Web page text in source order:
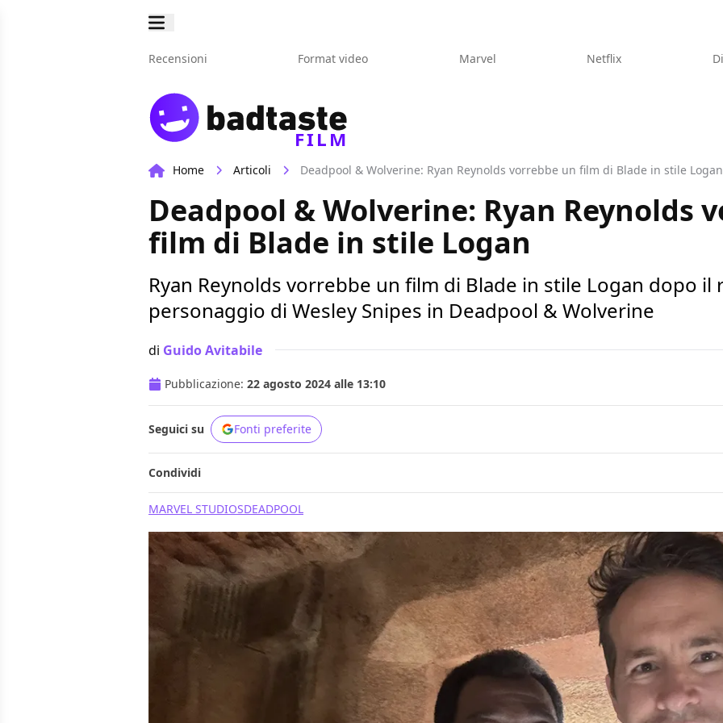
Recensioni Format video Marvel Netflix
FILM
Home Articoli Deadpool & Wolverine: Ryan Reynolds vorrebbe un film di Blade in stile Logan
Deadpool & Wolverine: Ryan Reynolds
film di Blade in stile Logan
Ryan Reynolds vorrebbe un film di Blade in stile Logan dopo
personaggio di Wesley Snipes in Deadpool & Wolverine
di Guido Avitabile
Pubblicazione: 22 agosto 2024 alle 13:10
Seguici su Fonti preferite
Condividi
MARVEL STUDIOSDEADPOOL